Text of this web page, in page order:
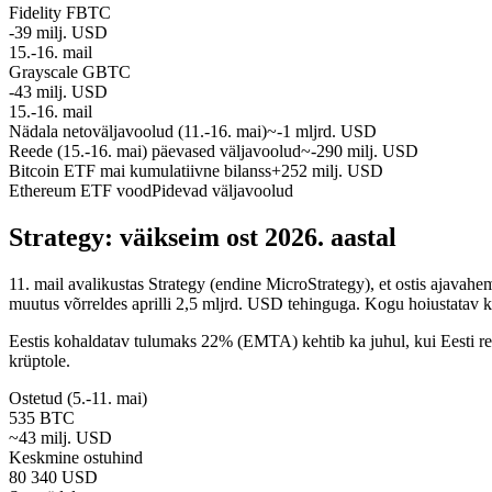
Fidelity FBTC
-39 milj. USD
15.-16. mail
Grayscale GBTC
-43 milj. USD
15.-16. mail
Nädala netoväljavoolud (11.-16. mai)~-1 mljrd. USD
Reede (15.-16. mai) päevased väljavoolud~-290 milj. USD
Bitcoin ETF mai kumulatiivne bilanss+252 milj. USD
Ethereum ETF voodPidevad väljavoolud
Strategy: väikseim ost 2026. aastal
11. mail avalikustas Strategy (endine MicroStrategy), et ostis
muutus võrreldes aprilli 2,5 mljrd. USD tehinguga. Kogu
Eestis kohaldatav tulumaks 22% (EMTA) kehtib ka juhul, kui Eesti
krüptole.
Ostetud (5.-11. mai)
535 BTC
~43 milj. USD
Keskmine ostuhind
80 340 USD